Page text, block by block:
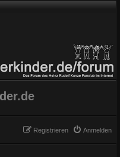
Anmelden
Registrieren